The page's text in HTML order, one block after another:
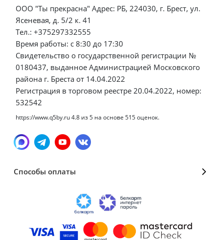
ООО "Ты прекрасна" Адрес: РБ, 224030, г. Брест, ул.
Ясеневая, д. 5/2 к. 41
Тел.: +375297332555
Время работы: с 8:30 до 17:30
Свидетельство о государственной регистрации №
0180437, выданное Администрацией Московского
района г. Бреста от 14.04.2022
Регистрация в торговом реестре 20.04.2022, номер:
532542
https://www.q5by.ru4.8 из5 на основе 515оценок.
Способы оплаты